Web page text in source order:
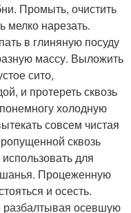
Промыть, очистить
мелко нарезать.
в глиняную посуду
массу. Выложить
сито,
и протереть сквозь
холодную
совсем чистая
сквозь
для
Процеженную
и осесть.
разбалтывая осевшую